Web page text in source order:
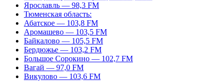
Ярославль — 98,3 FM
Тюменская область:
Абатское — 103,8 FM
Аромашево — 103,5 FM
Байкалово — 105,5 FM
Бердюжье — 103,2 FM
Большое Сорокино — 102,7 FM
Вагай — 97,0 FM
Викулово — 103,6 FM